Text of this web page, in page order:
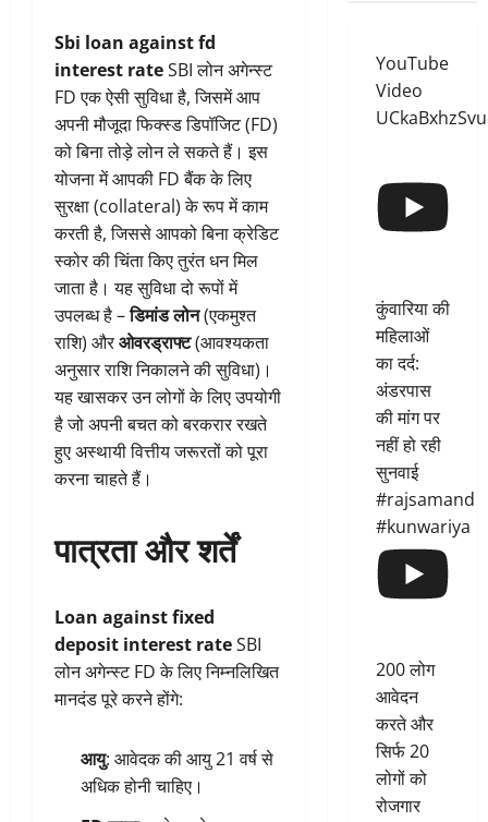
Sbi loan against fd
interest rateSBI लोन अगेन्स्ट
FD एक ऐसी सुविधा है, जिसमें आप
अपनी मौजूदा फिक्स्ड डिपॉजिट (FD)
को बिना तोड़े लोन ले सकते हैं। इस
योजना में आपकी FD बैंक के लिए
सुरक्षा (collateral) के रूप में काम
करती है, जिससे आपको बिना क्रेडिट
स्कोर की चिंता किए तुरंत धन मिल
जाता है। यह सुविधा दो रूपों में
उपलब्ध है –डिमांड लोन(एकमुश्त
राशि) औरओवरड्राफ्ट(आवश्यकता
अनुसार राशि निकालने की सुविधा)।
यह खासकर उन लोगों के लिए उपयोगी
है जो अपनी बचत को बरकरार रखते
हुए अस्थायी वित्तीय जरूरतों को पूरा
करना चाहते हैं।
पात्रता और शर्तें
Loan against fixed
deposit interest rateSBI
लोन अगेन्स्ट FD के लिए निम्नलिखित
मानदंड पूरे करने होंगे:
आयु: आवेदक की आयु 21 वर्ष से
अधिक होनी चाहिए।
YouTube
Video
कुंवारिया की
महिलाओं
का दर्द:
अंडरपास
की मांग पर
नहीं हो रही
सुनवाई
#rajsamand
#kunwariya
200 लोग
आवेदन
करते और
सिर्फ 20
लोगों को
रोजगार